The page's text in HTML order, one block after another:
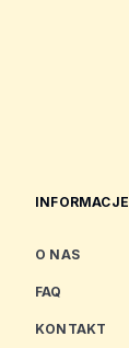
INFORMACJE
O NAS
FAQ
KONTAKT